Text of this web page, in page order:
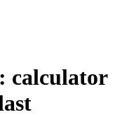
calculator